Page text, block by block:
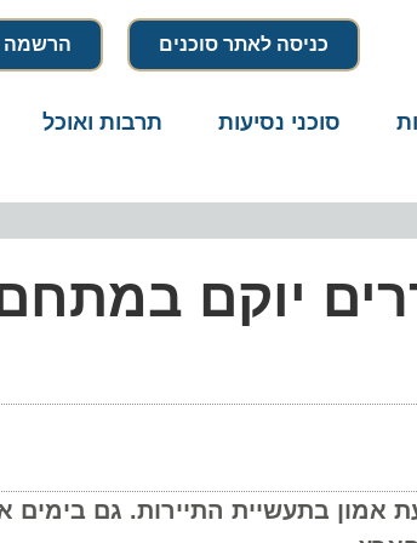
כניסה לאתר סוכנים הרשמה
סוכני נסיעות תרבות ואוכל
בן 120 חדרים יוקם
בתעשיית התיירות. גם בימים